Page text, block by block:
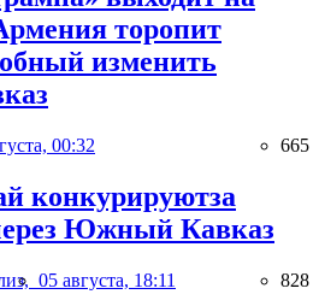
торопит
изменить
00:32 665
конкурируютза
Южный Кавказ
05 августа, 18:11 828